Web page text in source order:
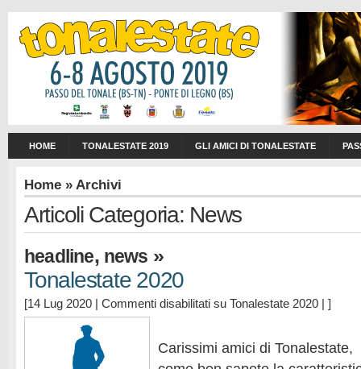
HOME TONALESTATE 2019 GLI AMICI DI TONALESTATE
Home » Archivi
Articoli Categoria: News
headline, news »
Tonalestate 2020
[14 Lug 2020 | Commenti disabilitati su Tonalestate 2020 | ]
Carissimi amici di Tonalestate,